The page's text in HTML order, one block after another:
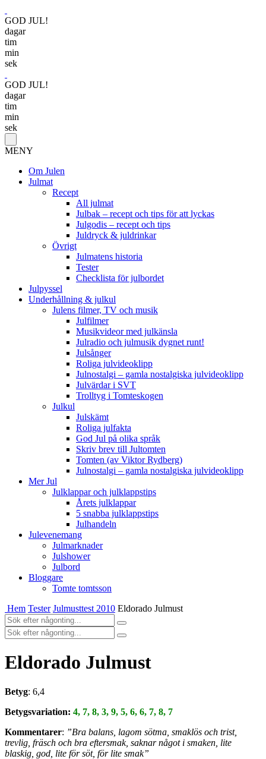
GOD JUL!
dagar
tim
min
sek
GOD JUL!
dagar
tim
min
sek
MENY
Om Julen
Julmat
Recept
All julmat
Julbak – recept och tips för att lyckas
Julgodis – recept och tips
Juldryck & juldrinkar
Övrigt
Julmatens historia
Tester
Checklista för julbordet
Julpyssel
Underhållning & julkul
Julens filmer, TV och musik
Julfilmer
Musikvideor med julkänsla
Julradio och julmusik dygnet runt!
Julsånger
Roliga julvideoklipp
Julnostalgi – gamla nostalgiska julvideoklipp
Julvärdar i SVT
Trolltyg i Tomteskogen
Julkul
Julskämt
Roliga julfakta
God Jul på olika språk
Skriv brev till Jultomten
Tomten (av Viktor Rydberg)
Julnostalgi – gamla nostalgiska julvideoklipp
Mer Jul
Julklappar och julklappstips
Årets julklappar
5 snabba julklappstips
Julhandeln
Julevenemang
Julmarknader
Julshower
Julbord
Bloggare
Tomte tomtsson
Hem Tester Julmusttest 2010 Eldorado Julmust
Eldorado Julmust
Betyg: 6,4
Betygsvariation: 4, 7, 8, 3, 9, 5, 6, 6, 7, 8, 7
Kommentarer: ”Bra balans, lagom sötma, smaklös och trist,
trevlig, fräsch och bra eftersmak, saknar något i smaken, lite
blaskig, god, lite för söt, för lite smak”